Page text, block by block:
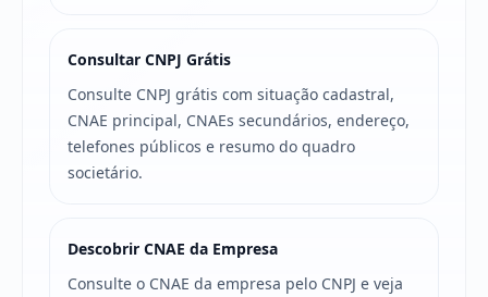
Consultar CNPJ Grátis
Consulte CNPJ grátis com situação cadastral,
CNAE principal, CNAEs secundários, endereço,
telefones públicos e resumo do quadro
societário.
Descobrir CNAE da Empresa
Consulte o CNAE da empresa pelo CNPJ e veja